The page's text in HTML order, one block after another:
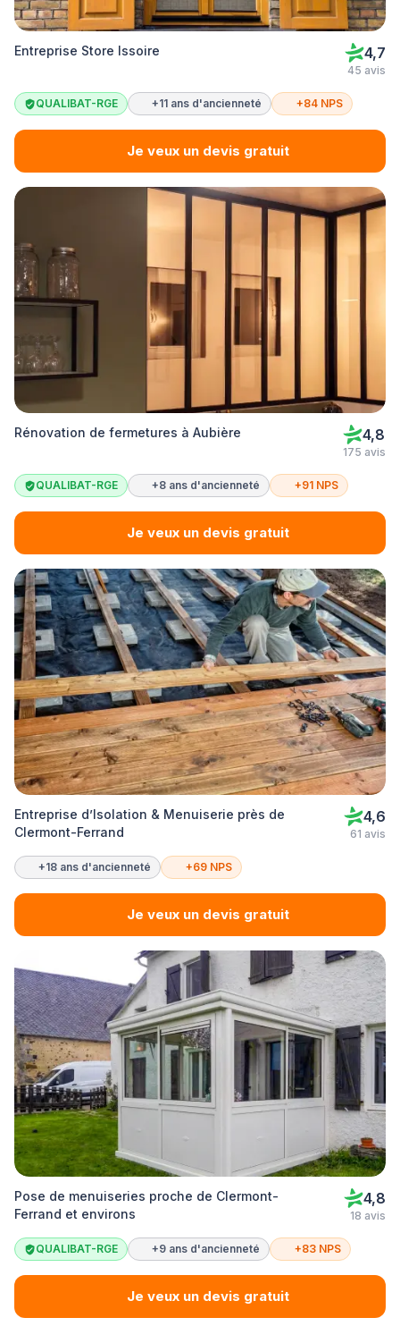
Entreprise Store Issoire 4,7
45 avis
QUALIBAT-RGE +11 ans d'ancienneté +84 NPS
Je veux un devis gratuit
Rénovation de fermetures à Aubière 4,8
175 avis
QUALIBAT-RGE +8 ans d'ancienneté +91 NPS
Je veux un devis gratuit
Entreprise d’Isolation & Menuiserie près de
Clermont-Ferrand
4,6
61 avis
+18 ans d'ancienneté +69 NPS
Je veux un devis gratuit
Pose de menuiseries proche de Clermont-
Ferrand et environs
4,8
18 avis
QUALIBAT-RGE +9 ans d'ancienneté +83 NPS
Je veux un devis gratuit